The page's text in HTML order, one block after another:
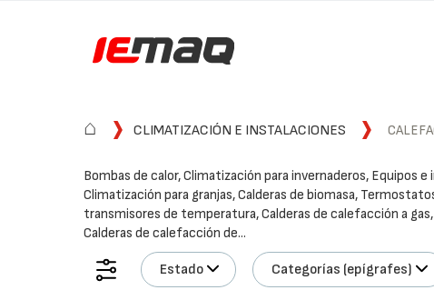
⌂ CLIMATIZACIÓN E INSTALACIONES
Bombas de calor, Climatización para invernaderos, Equipos
Climatización para granjas, Calderas de biomasa,
transmisores de temperatura, Calderas de calefacción a
Calderas de calefacción de...
Estado Categorías (epígrafes)